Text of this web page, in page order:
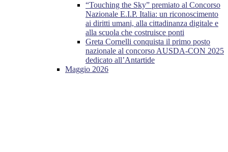
“Touching the Sky” premiato al Concorso
Nazionale E.I.P. Italia: un riconoscimento
ai diritti umani, alla cittadinanza digitale e
alla scuola che costruisce ponti
Greta Cornelli conquista il primo posto
nazionale al concorso AUSDA-CON 2025
dedicato all’Antartide
Maggio 2026